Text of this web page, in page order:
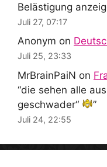
Belästigung
Juli 27, 07:17
Anonym on
Juli 25, 23:33
MrBrainPaiN on
“die sehen alle
geschwader“
”
Juli 24, 22:55